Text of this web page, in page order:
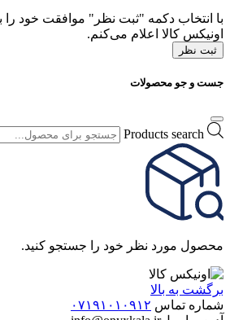
با انتخاب دکمه "ثبت نظر" موافقت خود را
اونیکس کالا اعلام می‌کنم.
ثبت نظر
جست و جو محصولات
Products search
محصول مورد نظر خود را جستجو کنید.
برگشت به بالا
شماره تماس ۰۷۱۹۱۰۱۰۹۱۲